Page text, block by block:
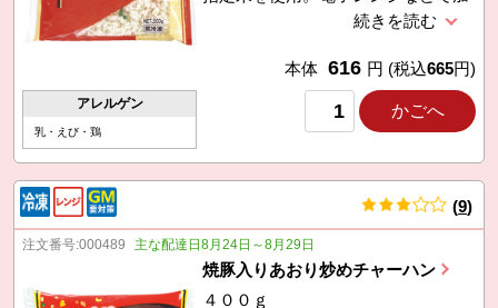
アレルゲン
乳・えび・鶏
本体 616 円 (税込665円)
かごへ
(9)
注文番号:000489 主な配達日8月24日～8月29日
焼豚入りあおり炒めチャーハン
４００ｇ